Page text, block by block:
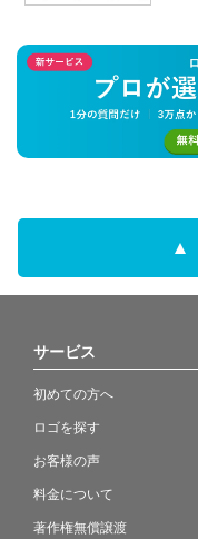
サービス
初めての方へ
ロゴを探す
お客様の声
料金について
著作権無償譲渡